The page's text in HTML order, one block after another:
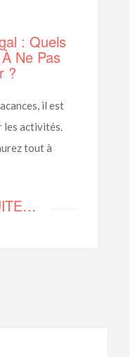
: Quels
Ne Pas
?
il est
les activités.
tout à